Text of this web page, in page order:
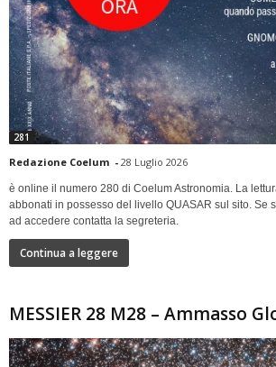
281
Redazione Coelum - 28 Luglio 2026
è online il numero 280 di Coelum Astronomia. La
abbonati in possesso del livello QUASAR sul sito. Se
ad accedere contatta la segreteria.
Continua a leggere
MESSIER 28 M28 – Ammasso